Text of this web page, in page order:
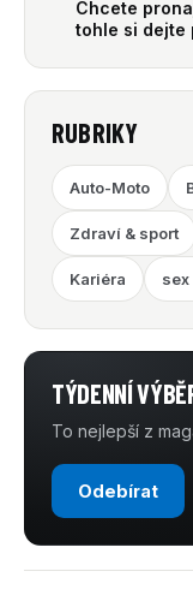
Chcete
tohle si dejte
RUBRIKY
Auto-Moto
Zdraví & sport
Kariéra
TÝDENNÍ
To nejlepší z
Odebírat